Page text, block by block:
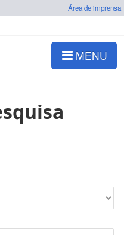
Área de imprensa
MENU